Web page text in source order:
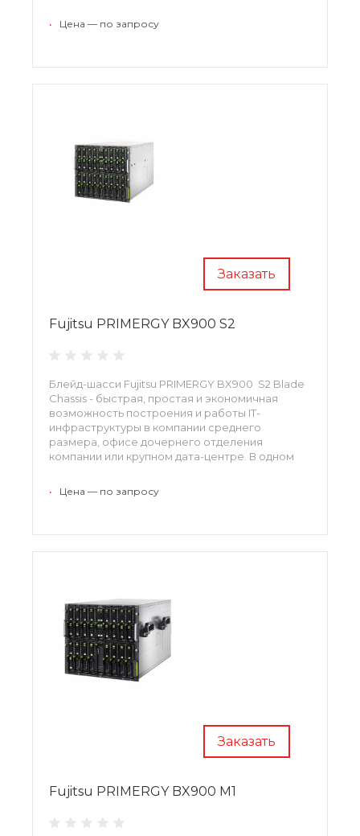
• Цена — по запросу
Заказать
Fujitsu PRIMERGY BX900 S2
Блейд-шасси Fujitsu PRIMERGY BX900 S2 Blade
Chassis - быстрая, простая и экономичная
возможность построения и работы IT-
инфраструктуры в компании среднего
размера, офисе дочернего отделения
компании или крупном дата-центре. В одном
Благодаря компактному форм-фактору,
• Цена — по запросу
Заказать
Fujitsu PRIMERGY BX900 M1